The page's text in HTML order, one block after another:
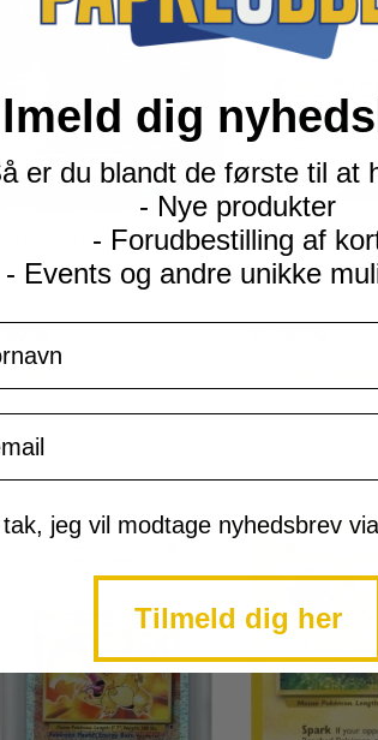
Unified Minds
GX - 132/236
price
is:
S&M Unified
Mawile GX -
dig
er du blandt de første til at
- Nye produkter
- Forudbestilling af
- Events og andre unikke
jeg vil modtage nyhedsbrev
Tilmeld dig her